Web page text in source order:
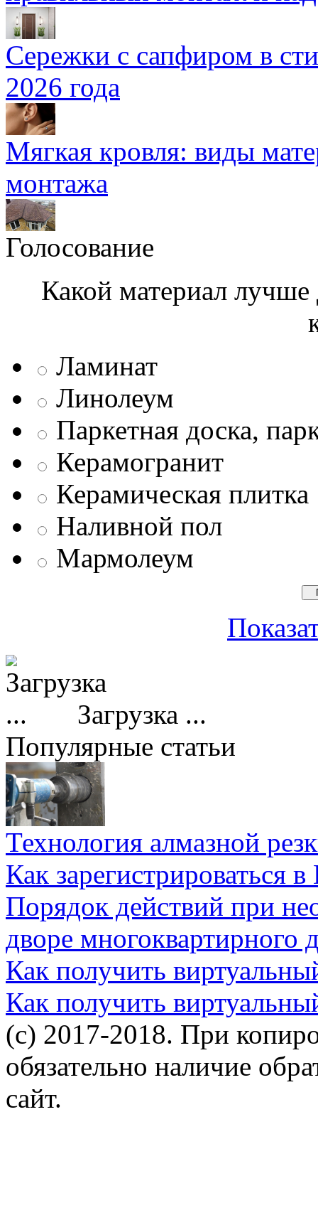
Сережки с сапфиром в
2026 года
Мягкая кровля: виды
монтажа
Голосование
Какой материал
Ламинат
Линолеум
Паркетная доска,
Керамогранит
Керамическая плитка
Наливной пол
Мармолеум
Загрузка ...
Популярные статьи
Технология алмазной
Как зарегистрироваться
Порядок действий при
дворе многоквартирного
Как получить
Как получить
(c) 2017-2018. При
обязательно наличие
сайт.